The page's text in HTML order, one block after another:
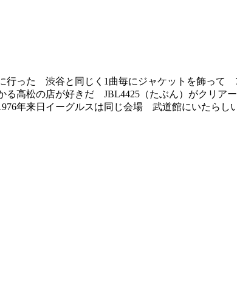
った 渋谷と同じく1曲毎にジャケットを飾って
高松の店が好きだ JBL4425（たぶん）がクリア
年来日イーグルスは同じ会場 武道館にいたら